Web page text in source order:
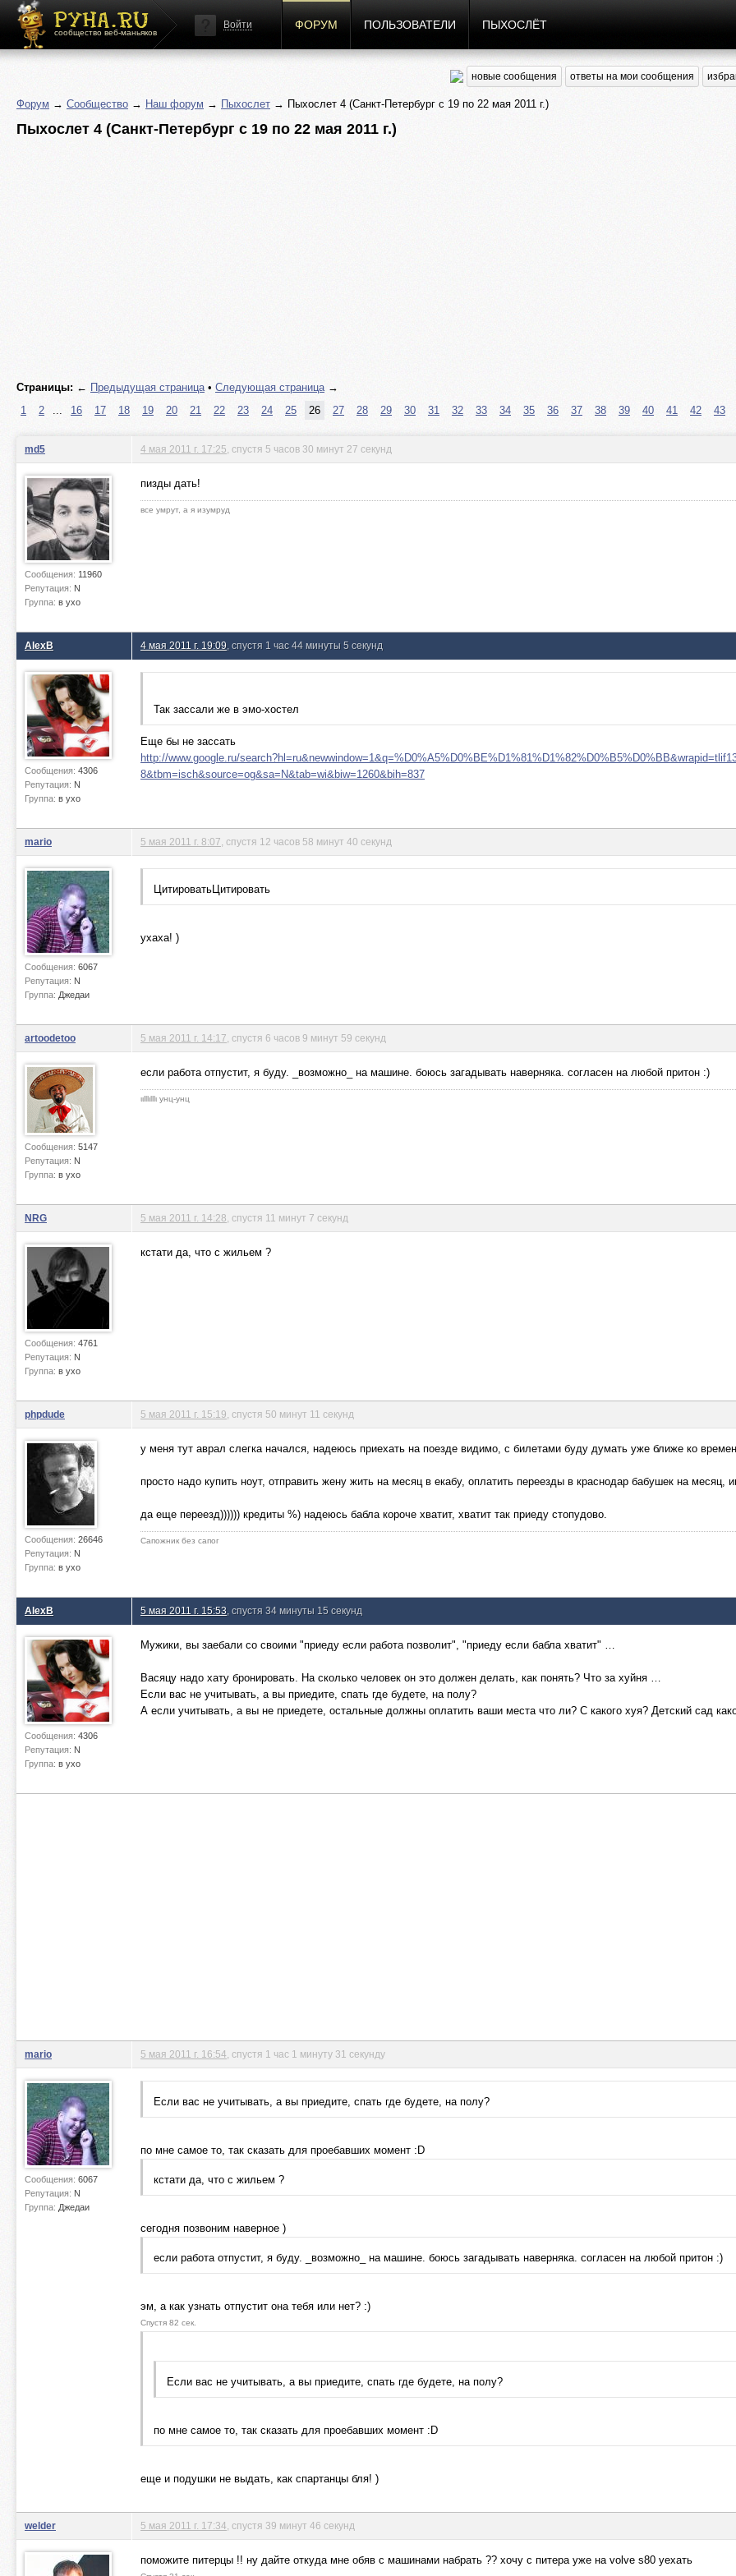
сообщество веб-маньяков
Войти ФОРУМ ПОЛЬЗОВАТЕЛИ ПЫХОСЛЁТ
новые сообщения ответы на мои сообщения
Форум → Сообщество → Наш форум → Пыхослет → Пыхослет 4 (Санкт-Петербург с 19 по 22 мая 2011 г.)
Пыхослет 4 (Санкт-Петербург с 19 по 22 мая 2011 г.)
Страницы: ← Предыдущая страница• Следующая страница→
1
2 ... 16 17 18 19 20 21 22 23 24 25 26 27 28 29 30 31 32 33 34 35 36 37 38 39 40 41 42 43
md5
Сообщения: 11960
Репутация: N
Группа: в ухо
4 мая 2011 г. 17:25 , спустя 5 часов 30 минут 27 секунд
пизды дать!
все умрут, а я изумруд
AlexB
Сообщения: 4306
Репутация: N
Группа: в ухо
4 мая 2011 г. 19:09 , спустя 1 час 44 минуты 5 секунд
Так зассали же в эмо-хостел
Еще бы не зассать
http://www.google.ru/
8&tbm=isch&source=og&sa=N&tab=wi&biw=1260&bih=837
mario
Сообщения: 6067
Репутация: N
Группа: Джедаи
5 мая 2011 г. 8:07 , спустя 12 часов 58 минут 40 секунд
ЦитироватьЦитировать
ухаха! )
artoodetoo
Сообщения: 5147
Репутация: N
Группа: в ухо
5 мая 2011 г. 14:17 , спустя 6 часов 9 минут 59 секунд
если работа отпустит, я буду. _возможно_ на машине. боюсь загадывать наверняка. согласен на любой притон :)
ιιlllιlllι унц-унц
NRG
Сообщения: 4761
Репутация: N
Группа: в ухо
5 мая 2011 г. 14:28 , спустя 11 минут 7 секунд
кстати да, что с жильем ?
phpdude
Сообщения: 26646
Репутация: N
Группа: в ухо
5 мая 2011 г. 15:19 , спустя 50 минут 11 секунд
у меня тут аврал слегка начался, надеюсь приехать на поезде видимо, с билетами буду думать уже ближе ко
просто надо купить ноут, отправить жену жить на месяц в екабу, оплатить переезды в краснодар бабушек на месяц,
да еще переезд)))))) кредиты %) надеюсь бабла короче хватит, хватит так приеду стопудово.
Сапожник без сапог
AlexB
Сообщения: 4306
Репутация: N
Группа: в ухо
5 мая 2011 г. 15:53 , спустя 34 минуты 15 секунд
Мужики, вы заебали со своими "приеду если работа позволит", "приеду если бабла хватит" …
Васяцу надо хату бронировать. На сколько человек он это должен делать, как понять? Что за хуйня …
Если вас не учитывать, а вы приедите, спать где будете, на полу?
А если учитывать, а вы не приедете, остальные должны оплатить ваши места что ли? С какого хуя? Детский сад
mario
Сообщения: 6067
Репутация: N
Группа: Джедаи
5 мая 2011 г. 16:54 , спустя 1 час 1 минуту 31 секунду
Если вас не учитывать, а вы приедите, спать где будете, на полу?
по мне самое то, так сказать для проебавших момент :D
кстати да, что с жильем ?
сегодня позвоним наверное )
если работа отпустит, я буду. _возможно_ на машине. боюсь загадывать наверняка. согласен на любой притон :)
эм, а как узнать отпустит она тебя или нет? :)
Спустя 82 сек.
Если вас не учитывать, а вы приедите, спать где будете, на полу?
по мне самое то, так сказать для проебавших момент :D
еще и подушки не выдать, как спартанцы бля! )
welder 5 мая 2011 г. 17:34 , спустя 39 минут 46 секунд
поможите питерцы !! ну дайте откуда мне обяв с машинами набрать ?? хочу с питера уже на volve s80 уехать